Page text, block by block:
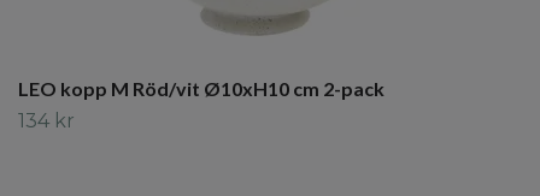
LEO kopp M Röd/vit Ø10xH10 cm 2-pack
134 kr